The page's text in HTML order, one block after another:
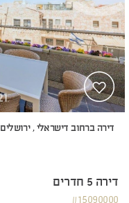
דירה ברחוב דישראלי , ירושלים
דירה 5 חדרים
#15090000